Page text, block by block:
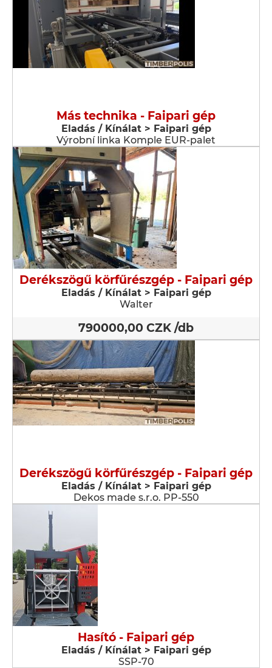
Más technika - Faipari gép
Eladás / Kínálat > Faipari gép
Výrobní linka Komple EUR-palet
Derékszögű körfűrészgép - Faipari gép
Eladás / Kínálat > Faipari gép
Walter
790000,00 CZK /db
Derékszögű körfűrészgép - Faipari gép
Eladás / Kínálat > Faipari gép
Dekos made s.r.o. PP-550
Hasító - Faipari gép
Eladás / Kínálat > Faipari gép
SSP-70